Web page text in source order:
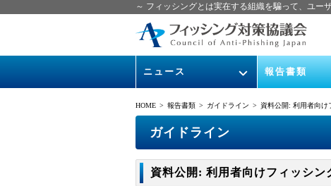
～ フィッシングとは実在する組織を騙って、ユー
ニュース
緊急情報
協議会からのお知らせ
ニュース記事集
報告書類
ガイドライン
協議会WG報告書
HOME > 報告書類 > ガイドライン > 資料公開: 利用者向け
ガイドライン
資料公開: 利用者向けフィッシ